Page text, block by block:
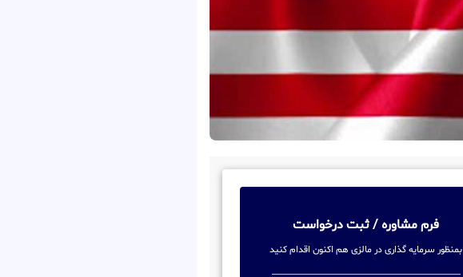
فرم مشاوره / ثبت درخواست
بمنظور سرمایه گذاری در مالزی هم اکنون اقدام کنید